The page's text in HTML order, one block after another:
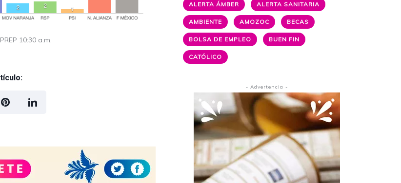
10:30 a.m.
ALERTA ÁMBER ALERTA SANITARIA
AMBIENTE AMOZOC BECAS
BOLSA DE EMPLEO BUEN FIN
CATÓLICO
- Advertencia -